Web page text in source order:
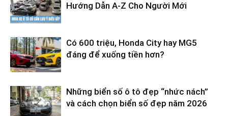
Hướng Dẫn A-Z Cho Người Mới
Có 600 triệu, Honda City hay MG5
đáng để xuống tiền hơn?
Những biển số ô tô đẹp “nhức nách”
và cách chọn biển số đẹp năm 2026